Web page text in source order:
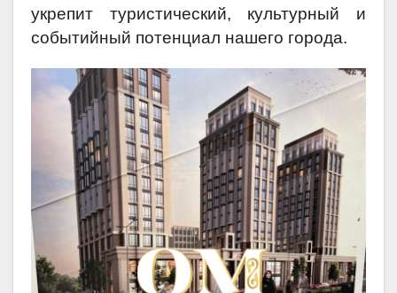
укрепит туристический, культурный и
событийный потенциал нашего города.